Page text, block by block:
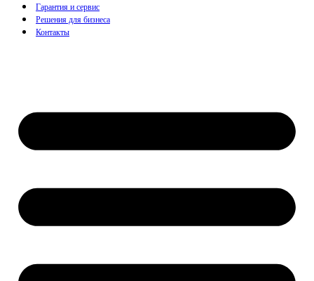
Гарантия и сервис
Решения для бизнеса
Контакты